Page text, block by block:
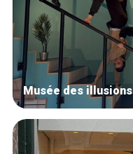
Musée des illusions